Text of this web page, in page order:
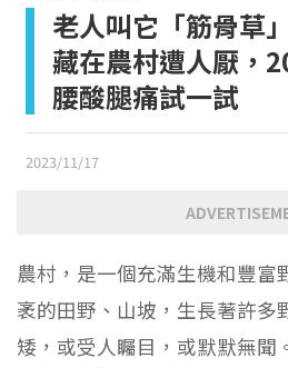
老人叫它「筋骨草
藏在農村遭人厭，
腰酸腿痛試一試
2023/11/17
農村，是一個充滿生機和豐富
袤的田野、山坡，生長著許多
矮，或受人矚目，或默默無聞